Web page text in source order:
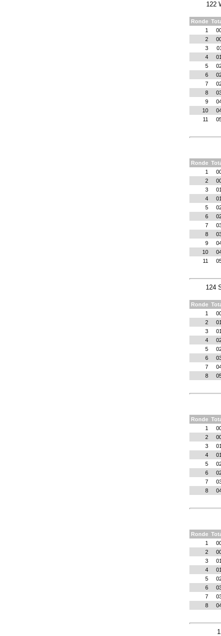
122
Ronde
1
2
3
4
5
6
7
8
9
10
11
Ronde
1
2
3
4
5
6
7
8
9
10
11
124
Ronde
1
2
3
4
5
6
7
8
Ronde
1
2
3
4
5
6
7
8
Ronde
1
2
3
4
5
6
7
8